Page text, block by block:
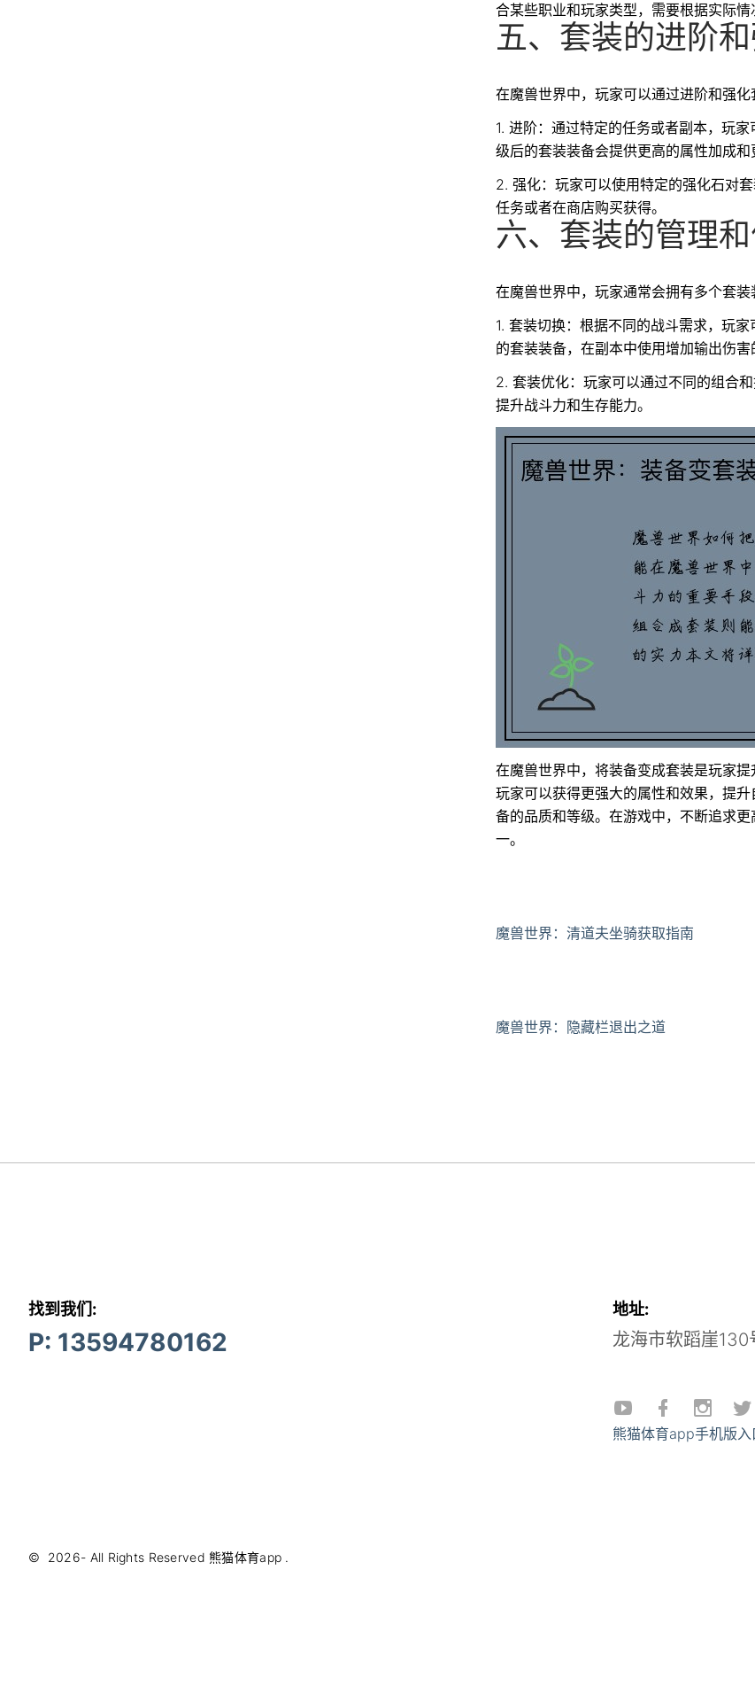
合某些职业和玩家类型，需要根据实际情
五、套装的进阶
在魔兽世界中，玩家可以通过进阶和强化
1. 进阶：通过特定的任务或者副本，玩
级后的套装装备会提供更高的属性加成和
2. 强化：玩家可以使用特定的强化石对
任务或者在商店购买获得。
六、套装的管理
在魔兽世界中，玩家通常会拥有多个套
1. 套装切换：根据不同的战斗需求，玩
的套装装备，在副本中使用增加输出伤害
2. 套装优化：玩家可以通过不同的组合
提升战斗力和生存能力。
在魔兽世界中，将装备变成套装是玩家
玩家可以获得更强大的属性和效果，提
备的品质和等级。在游戏中，不断追求
一。
魔兽世界：清道夫坐骑获取指南
魔兽世界：隐藏栏退出之道
找到我们:
P: 13594780162
地址:
龙海市软蹈崖130
熊猫体育app手机版入
© 2026- All Rights Reserved 熊猫体育app .